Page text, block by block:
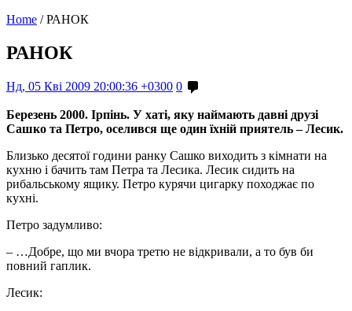
Home / РАНОК
РАНОК
Нд, 05 Кві 2009 20:00:36 +0300 0
Березень 2000. Ірпінь. У хаті, яку наймають давні друзі
Сашко та Петро, оселився ще один їхній приятель – Лесик.
Близько десятої години ранку Сашко виходить з кімнати на
кухню і бачить там Петра та Лесика. Лесик сидить на
рибальському ящику. Петро курячи цигарку походжає по
кухні.
Петро задумливо:
– …Добре, що ми вчора третю не відкривали, а то був би
повний гаплик.
Лесик: